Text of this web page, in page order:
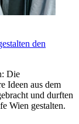
den
Die
Ideen aus dem
und durften
Wien gestalten.